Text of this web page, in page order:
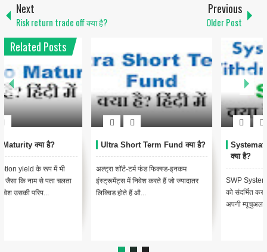
Next
Risk return trade off क्या है?
Previous
Older Post
Related Posts
Systematic Withdrawal Plan
क्या है?
SWP Systematic Withdrawal Plan
को संदर्भित करता है जो एक निवेशक को
Systematic Transfer Plans
(STP) क्या हैं?
एसटीपी से तात्पर्य Systematic transfer
plan से है, जिसके तहत एक निवेशक एक